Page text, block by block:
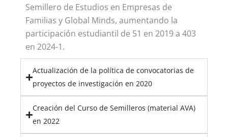
Semillero de Estudios en Empresas de
Familias y Global Minds, aumentando la
participación estudiantil de 51 en 2019 a 403
en 2024-1.
Actualización de la política de convocatorias de
proyectos de investigación en 2020
Creación del Curso de Semilleros (material AVA)
en 2022